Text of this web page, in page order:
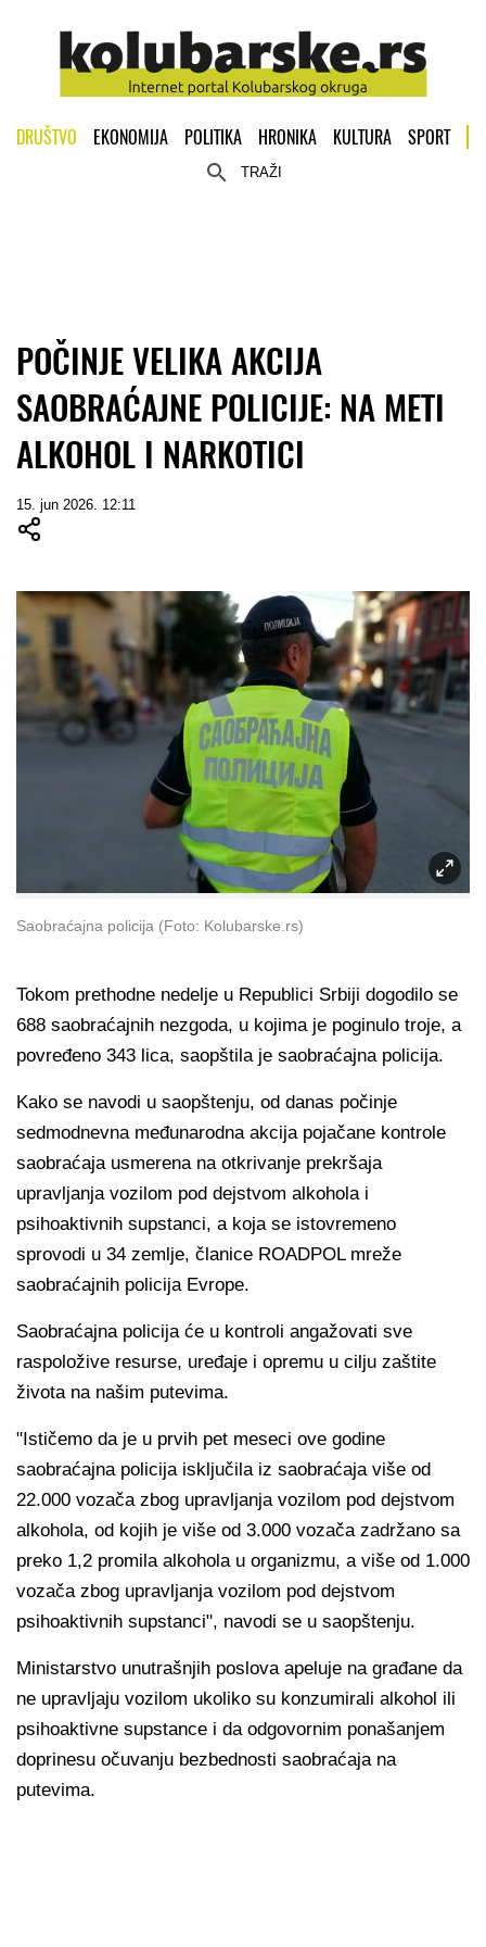
DRUŠTVO EKONOMIJA POLITIKA HRONIKA KULTURA SPORT
TRAŽI
POČINJE VELIKA AKCIJA
SAOBRAĆAJNE POLICIJE: NA METI
ALKOHOL I NARKOTICI
15. jun 2026. 12:11
Saobraćajna policija (Foto: Kolubarske.rs)
Tokom prethodne nedelje u Republici Srbiji dogodilo se
688 saobraćajnih nezgoda, u kojima je poginulo troje, a
povređeno 343 lica, saopštila je saobraćajna policija.
Kako se navodi u saopštenju, od danas počinje
sedmodnevna međunarodna akcija pojačane kontrole
saobraćaja usmerena na otkrivanje prekršaja
upravljanja vozilom pod dejstvom alkohola i
psihoaktivnih supstanci, a koja se istovremeno
sprovodi u 34 zemlje, članice ROADPOL mreže
saobraćajnih policija Evrope.
Saobraćajna policija će u kontroli angažovati sve
raspoložive resurse, uređaje i opremu u cilju zaštite
života na našim putevima.
"Ističemo da je u prvih pet meseci ove godine
saobraćajna policija isključila iz saobraćaja više od
22.000 vozača zbog upravljanja vozilom pod dejstvom
alkohola, od kojih je više od 3.000 vozača zadržano sa
preko 1,2 promila alkohola u organizmu, a više od 1.000
vozača zbog upravljanja vozilom pod dejstvom
psihoaktivnih supstanci", navodi se u saopštenju.
Ministarstvo unutrašnjih poslova apeluje na građane da
ne upravljaju vozilom ukoliko su konzumirali alkohol ili
psihoaktivne supstance i da odgovornim ponašanjem
doprinesu očuvanju bezbednosti saobraćaja na
putevima.